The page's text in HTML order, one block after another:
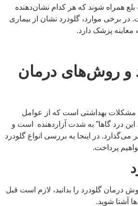
همراه شوند که هر کدام نشان‌دهنده
برخی موارد، گلودرد نشان از بیماری
پزشک دارد.
و روش‌های درمان
مشکلات بهداشتی است که از عوامل
درد گاها” به شدت آزاردهنده است و
می‌گذارد. در اینجا به بررسی انواع گلودرد
پرداخت.
درمان گلودرد را بدانید، لازم است قبل
آشنا شوید.